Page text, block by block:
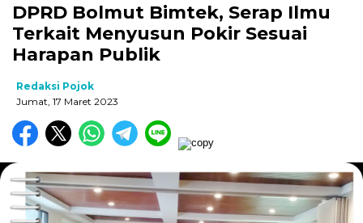
DPRD Bolmut Bimtek, Serap Ilmu
Terkait Menyusun Pokir Sesuai
Harapan Publik
Redaksi Pojok
Jumat, 17 Maret 2023